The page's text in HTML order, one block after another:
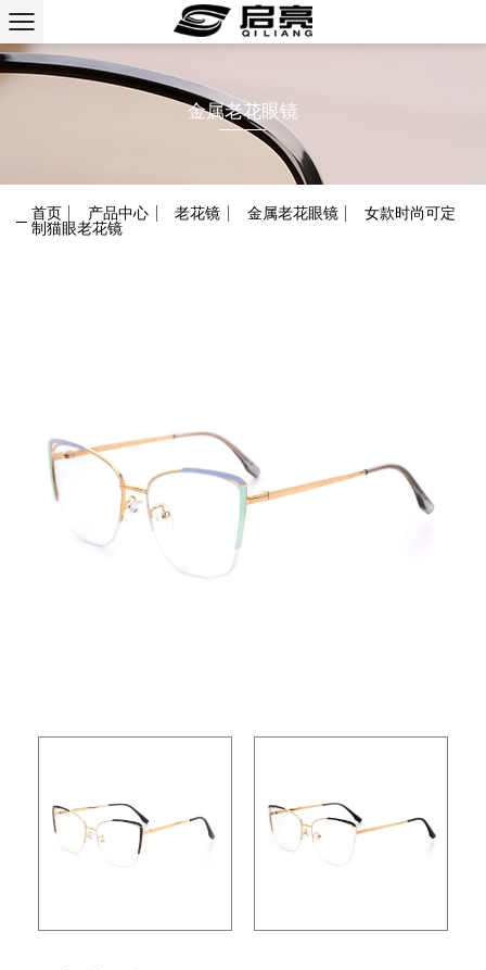
金属老花眼镜
首页 产品中心 老花镜 金属老花眼镜
女款时尚可定
制猫眼老花镜